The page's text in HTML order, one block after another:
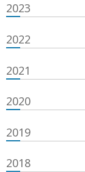
2023
2022
2021
2020
2019
2018